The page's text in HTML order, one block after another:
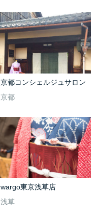
京都コンシェルジュサロン
京都
wargo東京浅草店
浅草